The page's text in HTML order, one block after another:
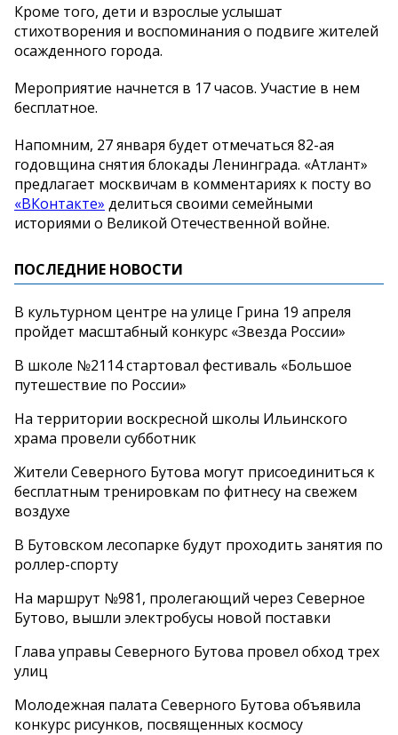
Кроме того, дети и взрослые услышат
стихотворения и воспоминания о подвиге жителей
осажденного города.
Мероприятие начнется в 17 часов. Участие в нем
бесплатное.
Напомним, 27 января будет отмечаться 82-ая
годовщина снятия блокады Ленинграда. «Атлант»
предлагает москвичам в комментариях к посту во
«ВКонтакте» делиться своими семейными
историями о Великой Отечественной войне.
ПОСЛЕДНИЕ НОВОСТИ
В культурном центре на улице Грина 19 апреля
пройдет масштабный конкурс «Звезда России»
В школе №2114 стартовал фестиваль «Большое
путешествие по России»
На территории воскресной школы Ильинского
храма провели субботник
Жители Северного Бутова могут присоединиться к
бесплатным тренировкам по фитнесу на свежем
воздухе
В Бутовском лесопарке будут проходить занятия по
роллер-спорту
На маршрут №981, пролегающий через Северное
Бутово, вышли электробусы новой поставки
Глава управы Северного Бутова провел обход трех
улиц
Молодежная палата Северного Бутова объявила
конкурс рисунков, посвященных космосу